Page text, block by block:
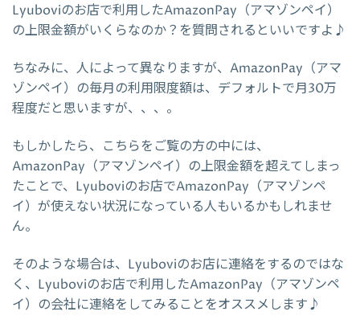
Lyuboviのお店で利用したAmazonPay（アマゾンペイ）
の上限金額がいくらなのか？を質問されるといいですよ♪
ちなみに、人によって異なりますが、AmazonPay（アマ
ゾンペイ）の毎月の利用限度額は、デフォルトで月30万
程度だと思いますが、、、。
もしかしたら、こちらをご覧の方の中には、
AmazonPay（アマゾンペイ）の上限金額を超えてしまっ
たことで、Lyuboviのお店でAmazonPay（アマゾンペ
イ）が使えない状況になっている人もいるかもしれませ
ん。
そのような場合は、Lyuboviのお店に連絡をするのではな
く、Lyuboviのお店で利用したAmazonPay（アマゾンペ
イ）の会社に連絡をしてみることをオススメします♪